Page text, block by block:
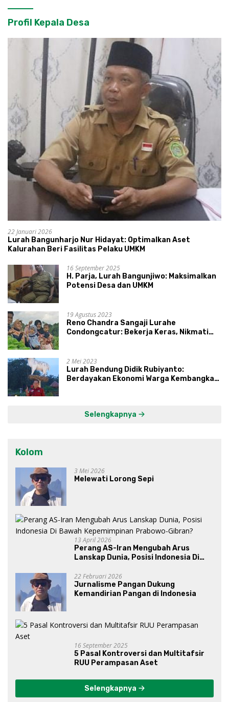
Profil Kepala Desa
22 Januari 2026
Lurah Bangunharjo Nur Hidayat: Optimalkan Aset
Kalurahan Beri Fasilitas Pelaku UMKM
16 September 2025
H. Parja, Lurah Bangunjiwo: Maksimalkan
Potensi Desa dan UMKM
19 Agustus 2023
Reno Chandra Sangaji Lurahe
Condongcatur: Bekerja Keras, Nikmati
2 Mei 2023
Lurah Bendung Didik Rubiyanto:
Berdayakan Ekonomi Warga Kembangkan
Selengkapnya
Kolom
3 Mei 2026
Melewati Lorong Sepi
13 April 2026
Perang AS-Iran Mengubah Arus
Lanskap Dunia, Posisi Indonesia Di
Gibran?
22 Februari 2026
Jurnalisme Pangan Dukung
Kemandirian Pangan di Indonesia
16 September 2025
5 Pasal Kontroversi dan Multitafsir
RUU Perampasan Aset
Selengkapnya